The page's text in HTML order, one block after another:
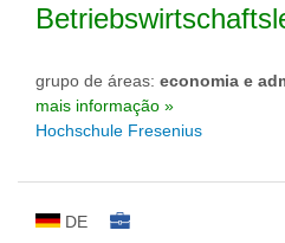
grupo de áreas: economia e
mais informação »
Hochschule Fresenius
DE